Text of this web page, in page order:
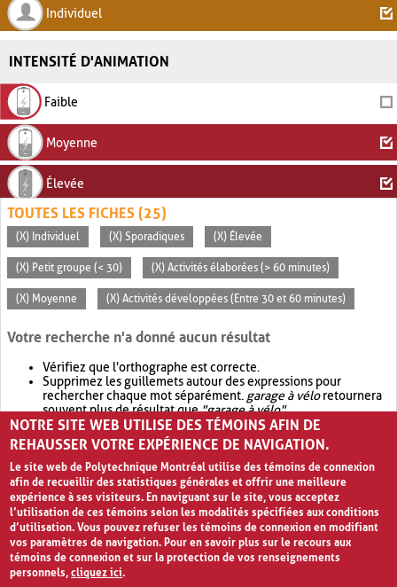
Individuel
INTENSITÉ D'ANIMATION
Faible
Moyenne
Élevée
TOUTES LES FICHES (25)
(X) Individuel (X) Sporadiques (X) Élevée
(X) Petit groupe (< 30) (X) Activités élaborées (> 60 minutes)
(X) Moyenne (X) Activités développées (Entre 30 et 60 minutes)
Votre recherche n'a donné aucun résultat
Vérifiez que l'orthographe est correcte.
Supprimez les guillemets autour des expressions pour
rechercher chaque mot séparément. garage à véloretournera
souvent plus de résultat que"garage à vélo".
Envisagez d'élargir votre recherche avec OR.garage OR vélo
retournera souvent plus de résultat quegarage à vélo
NOTRE SITE WEB UTILISE DES TÉMOINS AFIN DE
REHAUSSER VOTRE EXPÉRIENCE DE NAVIGATION.
Le site web de Polytechnique Montréal utilise des témoins de connexion
afin de recueillir des statistiques générales et offrir une meilleure
expérience à ses visiteurs. En naviguant sur le site, vous acceptez
l’utilisation de ces témoins selon les modalités spécifiées aux conditions
d’utilisation. Vous pouvez refuser les témoins de connexion en modifiant
vos paramètres de navigation. Pour en savoir plus sur le recours aux
témoins de connexion et sur la protection de vos renseignements
personnels,cliquez ici.